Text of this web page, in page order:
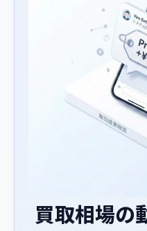
買取相場の